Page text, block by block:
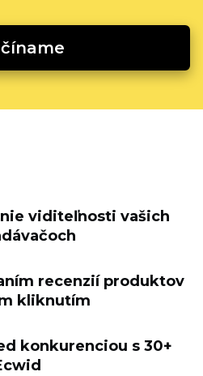
viditeľnosti vašich
recenzií produktov
kliknutím
konkurenciou s 30+